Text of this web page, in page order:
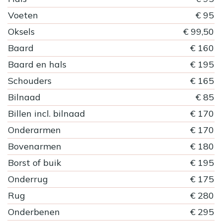
Voeten
€ 95
Oksels
€ 99,50
Baard
€ 160
Baard en hals
€ 195
Schouders
€ 165
Bilnaad
€ 85
Billen incl. bilnaad
€ 170
Onderarmen
€ 170
Bovenarmen
€ 180
Borst of buik
€ 195
Onderrug
€ 175
Rug
€ 280
Onderbenen
€ 295